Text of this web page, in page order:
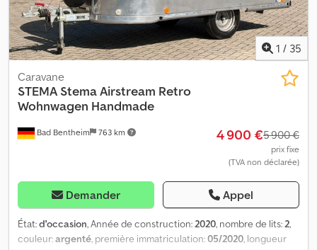
1 / 35
Bad Bentheim 763 km
Caravane
STEMA Stema Airstream Retro
Wohnwagen Handmade
4 900 €5 900 €
prix fixe
(TVA non déclarée)
Demander Appel
État:d'occasion, Année de construction:2020, nombre de lits:2,
couleur:argenté, première immatriculation:05/2020, longueur